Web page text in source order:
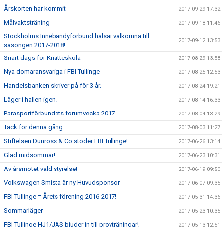
Årskorten har kommit 2017-09-29 17:32
Målvaktsträning 2017-09-18 11:46
Stockholms Innebandyförbund hälsar välkomna till
säsongen 2017-2018!
2017-09-12 13:53
Snart dags för Knatteskola 2017-08-29 13:58
Nya domaransvariga i FBI Tullinge 2017-08-25 12:53
Handelsbanken skriver på för 3 år. 2017-08-24 19:21
Läger i hallen igen! 2017-08-14 16:33
Parasportförbundets forumvecka 2017 2017-08-04 13:29
Tack för denna gång. 2017-08-03 11:27
Stiftelsen Dunross & Co stöder FBI Tullinge! 2017-06-26 13:14
Glad midsommar! 2017-06-23 10:31
Av årsmötet vald styrelse! 2017-06-19 09:50
Volkswagen Smista är ny Huvudsponsor 2017-06-07 09:35
FBI Tullinge = Årets förening 2016-2017! 2017-05-31 14:36
Sommarläger 2017-05-23 10:35
FBI Tullinge HJ1/JAS bjuder in till provträningar! 2017-05-13 12:51